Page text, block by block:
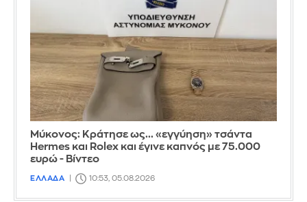
Μύκονος: Κράτησε ως... «εγγύηση» τσάντα
Hermes και Rolex και έγινε καπνός με 75.000
ευρώ - Βίντεο
ΕΛΛΑΔΑ 10:53, 05.08.2026